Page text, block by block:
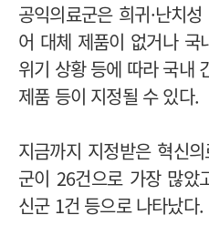
공익의료군은 희귀·난치
어 대체 제품이 없거나 국
위기 상황 등에 따라 국내
제품 등이 지정될 수 있다.
지금까지 지정받은 혁신
군이 26건으로 가장 많았
신군 1건 등으로 나타났다.